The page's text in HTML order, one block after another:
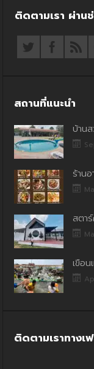
ติดตามเรา ผ่าน
สถานที่แนะนำ
บ้าน
ร้าน
สตา
เขื่อ
ติดตามเราทางเ